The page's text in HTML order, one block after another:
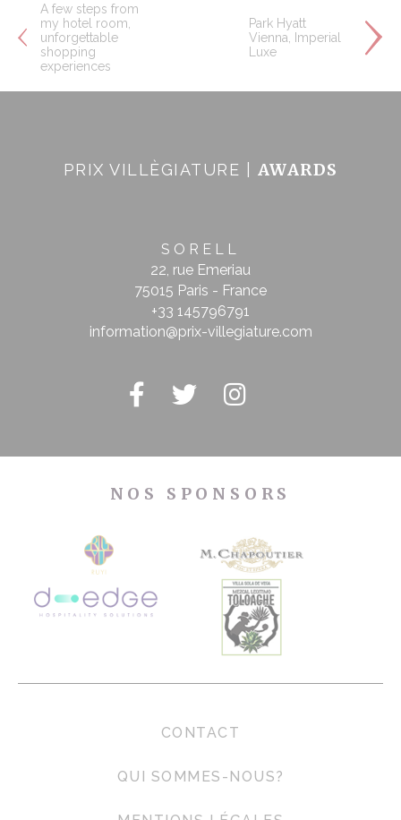
A few steps from
my hotel room,
unforgettable
shopping
experiences
Park Hyatt
Vienna, Imperial
Luxe
PRIX VILLÈGIATURE | AWARDS
SORELL
22, rue Emeriau
75015 Paris - France
+33 145796791
information@prix-villegiature.com
NOS SPONSORS
CONTACT
QUI SOMMES-NOUS?